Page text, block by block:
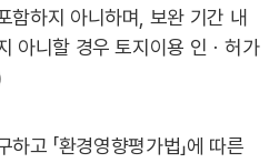
함하지 아니하며, 보완 기간 내
아니할 경우 토지이용 인ㆍ허가
고 「환경영향평가법」에 따른